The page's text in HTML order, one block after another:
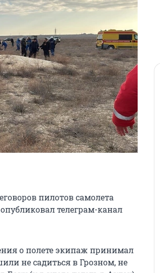
пилотов самолета
телеграм-канал
о полете экипаж принимал
не садиться в Грозном, не